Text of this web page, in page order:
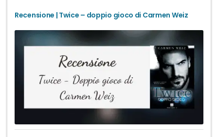
Recensione | Twice – doppio gioco di Carmen Weiz